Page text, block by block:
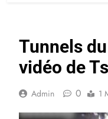
Tunnels
vidéo de
Admin 0 1